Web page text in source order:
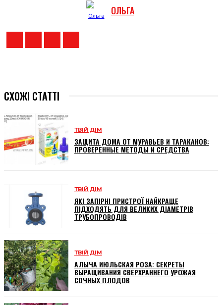
ОЛЬГА
СХОЖІ СТАТТІ
ТВІЙ ДІМ
ЗАЩИТА ДОМА ОТ МУРАВЬЕВ И ТАРАКАНОВ:
ПРОВЕРЕННЫЕ МЕТОДЫ И СРЕДСТВА
ТВІЙ ДІМ
ЯКІ ЗАПІРНІ ПРИСТРОЇ НАЙКРАЩЕ
ПІДХОДЯТЬ ДЛЯ ВЕЛИКИХ ДІАМЕТРІВ
ТРУБОПРОВОДІВ
ТВІЙ ДІМ
АЛЫЧА ИЮЛЬСКАЯ РОЗА: СЕКРЕТЫ
ВЫРАЩИВАНИЯ СВЕРХРАННЕГО УРОЖАЯ
СОЧНЫХ ПЛОДОВ